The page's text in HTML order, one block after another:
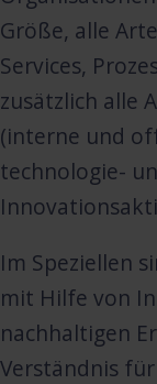
Größe, alle
Services,
zusätzlich alle
(interne und
technologie-
Im Speziellen
mit Hilfe von
nachhaltigen
Verständnis